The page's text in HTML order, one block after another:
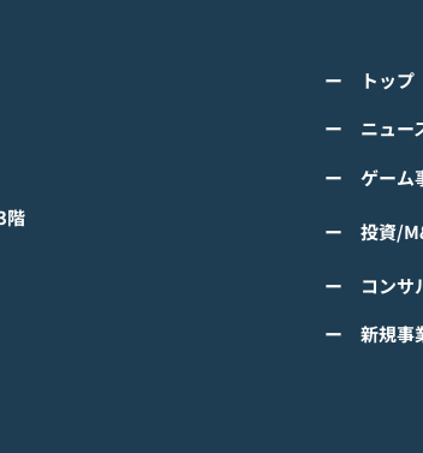
超伝導体！最高のスリックバ
ス】 K-POPアイドル応援アプリ
体！最高のスリックバック・チャ
階
ー トップ
ー ニュー
ー ゲーム
ー 投資/
ー コンサ
ー 新規事